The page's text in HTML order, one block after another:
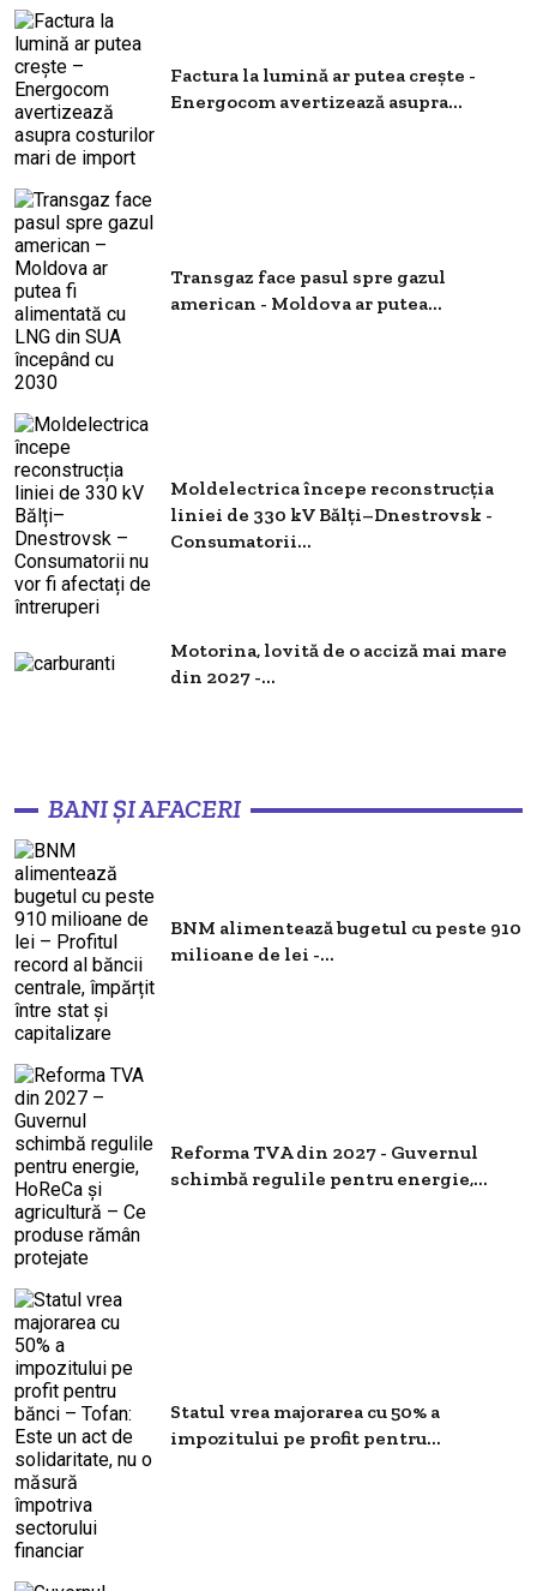
Factura la lumină ar putea crește -
Energocom avertizează asupra...
Transgaz face pasul spre gazul
american - Moldova ar putea...
Moldelectrica începe reconstrucția
liniei de 330 kV Bălți–Dnestrovsk -
Consumatorii...
Motorina, lovită de o acciză mai mare
din 2027 -...
BANI ȘI AFACERI
BNM alimentează bugetul cu peste 910
milioane de lei -...
Reforma TVA din 2027 - Guvernul
schimbă regulile pentru energie,...
Statul vrea majorarea cu 50% a
impozitului pe profit pentru...